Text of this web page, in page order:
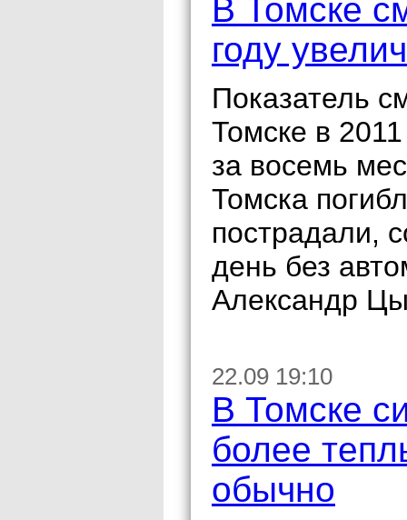
В Томске
году
Показатель
Томске в
за восемь
Томска
пострадали,
день без
Александр
22.09 19:10
В Томске
более
обычно